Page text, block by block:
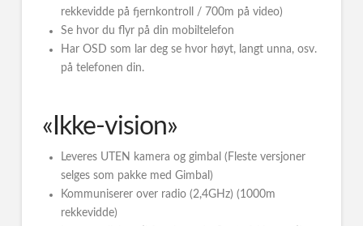
rekkevidde på fjernkontroll / 700m på video)
Se hvor du flyr på din mobiltelefon
Har OSD som lar deg se hvor høyt, langt unna, osv.
på telefonen din.
«Ikke-vision»
Leveres UTEN kamera og gimbal (Fleste versjoner
selges som pakke med Gimbal)
Kommuniserer over radio (2,4GHz) (1000m
rekkevidde)